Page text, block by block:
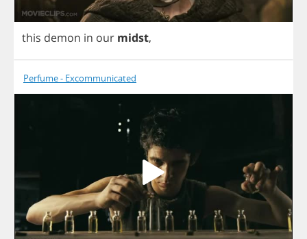
this demon in our midst,
Perfume - Excommunicated